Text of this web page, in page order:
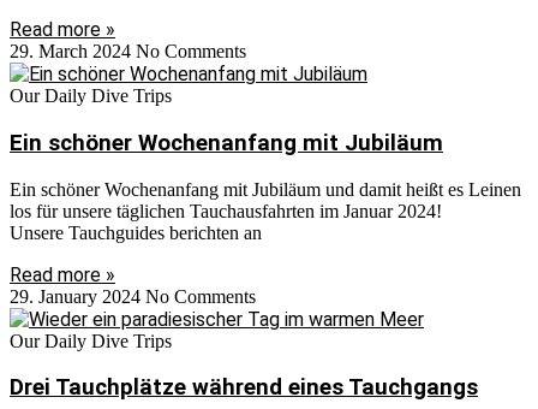
Read more »
29. March 2024 No Comments
Our Daily Dive Trips
Ein schöner Wochenanfang mit Jubiläum
Ein schöner Wochenanfang mit Jubiläum und damit heißt es Leinen
los für unsere täglichen Tauchausfahrten im Januar 2024!
Unsere Tauchguides berichten an
Read more »
29. January 2024 No Comments
Our Daily Dive Trips
Drei Tauchplätze während eines Tauchgangs